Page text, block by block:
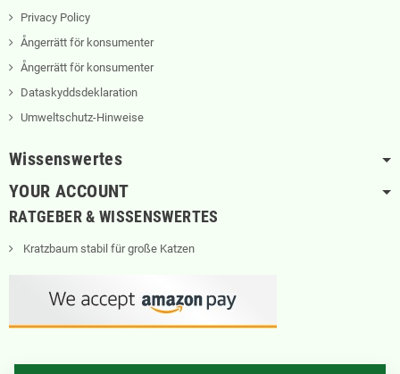
Privacy Policy
Ångerrätt för konsumenter
Ångerrätt för konsumenter
Dataskyddsdeklaration
Umweltschutz-Hinweise
Wissenswertes
YOUR ACCOUNT
RATGEBER & WISSENSWERTES
Kratzbaum stabil für große Katzen